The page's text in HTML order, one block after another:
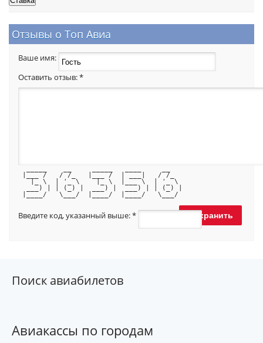
Отзывы о Топ Авиа
Ваше имя:
Оставить отзыв:*
|___ /   / /_   |___ /  | ___|   / /_
   |_ \  | '_ \    |_ \  |___ \  | '_ \
  ___) | | (_) |  ___) |  ___) | | (_) |
|____/   \___/  |____/  |____/   \___/
Введите код, указанный выше:*
Поиск авиабилетов
Авиакассы по городам